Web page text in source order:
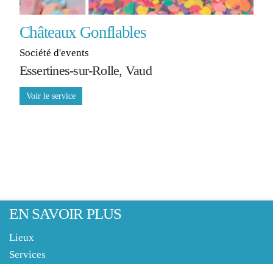
Châteaux Gonflables
Société d'events
Essertines-sur-Rolle, Vaud
EN SAVOIR PLUS
Lieux
Services